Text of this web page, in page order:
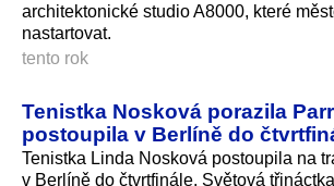
architektonické studio A8000, které
nastartovat.
tento rok
Tenistka Nosková porazila
postoupila v Berlíně do
Tenistka Linda Nosková postoupila na
v Berlíně do čtvrtfinále. Světová